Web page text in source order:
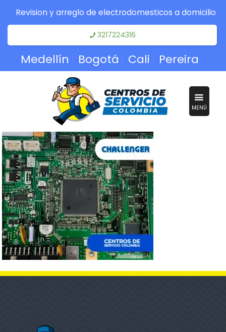
Revision y arreglo de electrodomesticos a domicilio
3217224316
Medellín Bogotá Cali Pereira
MENÚ